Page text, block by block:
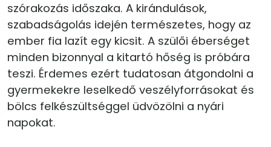
szórakozás időszaka. A kirándulások,
szabadságolás idején természetes, hogy az
ember fia lazít egy kicsit. A szülői éberséget
minden bizonnyal a kitartó hőség is próbára
teszi. Érdemes ezért tudatosan átgondolni a
gyermekekre leselkedő veszélyforrásokat és
bölcs felkészültséggel üdvözölni a nyári
napokat.